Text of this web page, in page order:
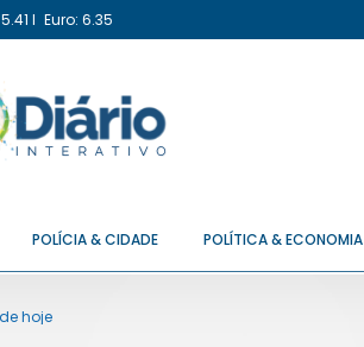
I Euro: 6.35
POLÍCIA & CIDADE POLÍTICA & ECONOMIA
hoje